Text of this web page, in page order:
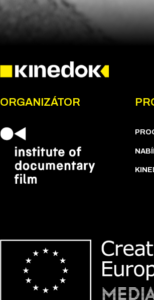
ORGANIZÁTOR